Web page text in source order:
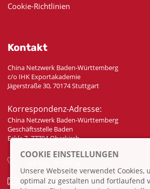
Cookie-Richtlinien
Kontakt
China Netzwerk Baden-Württemberg
c/o IHK Exportakademie
Jägerstraße 30, 70174 Stuttgart
Korrespondenz-Adresse:
China Netzwerk Baden-Württemberg
Geschäftsstelle Baden
Eckle 7, 77704 Oberkirch
info@china-bw.net
COOKIE EINSTELLUNGEN
Unsere Webseite verwendet Cookies,
optimal zu gestalten und fortlaufend